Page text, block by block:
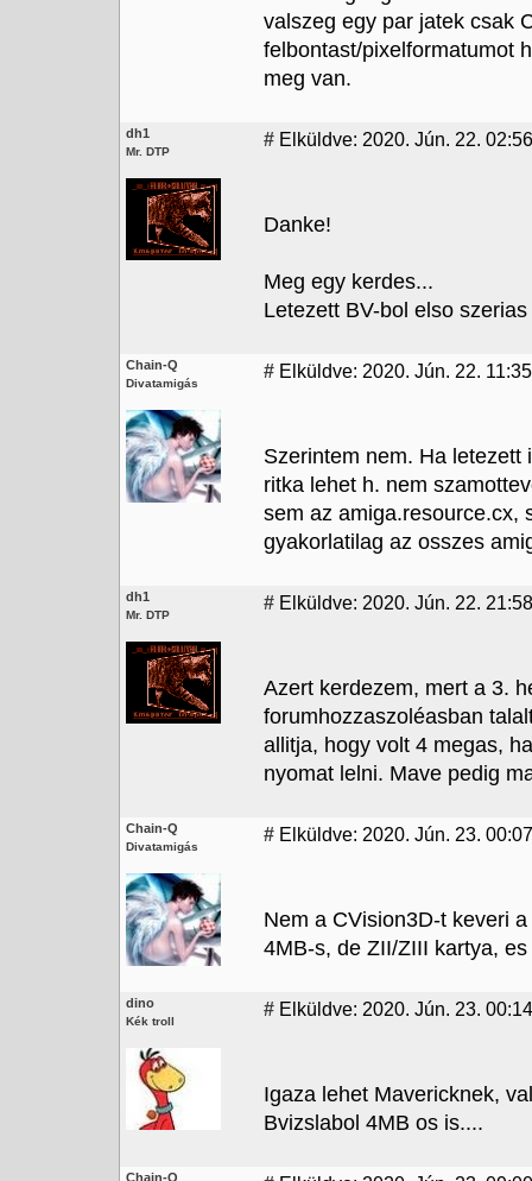
valszeg egy par jatek csak
felbontast/pixelformatumot
meg van.
dh1
Mr. DTP
# Elküldve: 2020. Jún. 22. 02:56
Danke!
Meg egy kerdes...
Letezett BV-bol elso
Chain-Q
Divatamigás
# Elküldve: 2020. Jún. 22.
Szerintem nem. Ha
ritka lehet h. nem
sem az amiga.resource.cx,
gyakorlatilag az osszes
dh1
Mr. DTP
# Elküldve: 2020. Jún. 22. 21:58
Azert kerdezem, mert a 3.
forumhozzaszoléasban
allitja, hogy volt 4 megas,
nyomat lelni. Mave pedig
Chain-Q
Divatamigás
# Elküldve: 2020. Jún. 23. 00:07
Nem a CVision3D-t keveri
4MB-s, de ZII/ZIII kartya,
dino
Kék troll
# Elküldve: 2020. Jún. 23. 00:14
Igaza lehet Mavericknek,
Bvizslabol 4MB os is....
Chain-Q